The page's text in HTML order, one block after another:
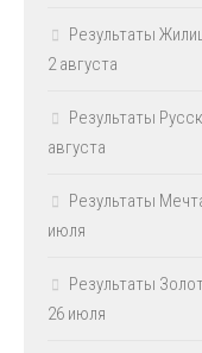
Результаты
2 августа
Результаты
августа
Результаты
июля
Результаты
26 июля